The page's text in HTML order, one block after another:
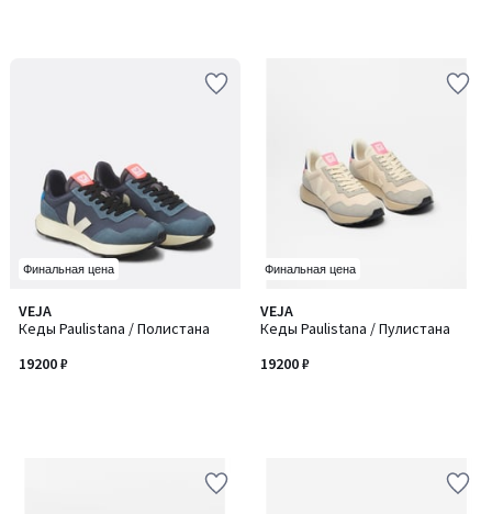
Финальная цена
VEJA
Кеды Paulistana / Полистана
19200 ₽
Финальная цена
VEJA
Кеды Paulistana / Пулистана
19200 ₽